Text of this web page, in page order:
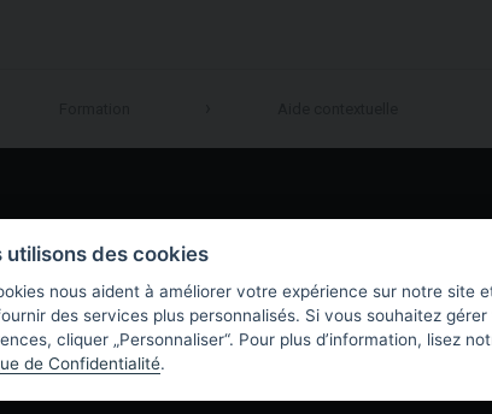
Facebook LinkedIn
du site|Politique de confidentialité End
utilisons des cookies
nous aident à améliorer votre expérience sur notre site
des services plus personnalisés. Si vous souhaitez gérer
cliquer „Personnaliser“. Pour plus d’information, lisez
de Confidentialité.